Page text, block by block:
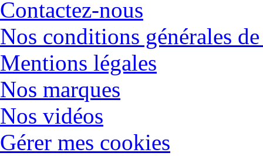
Contactez-nous
Nos conditions générales
Mentions légales
Nos marques
Nos vidéos
Gérer mes cookies